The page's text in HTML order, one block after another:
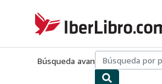
IberLibro.com
Búsqueda avanzadaColecciones